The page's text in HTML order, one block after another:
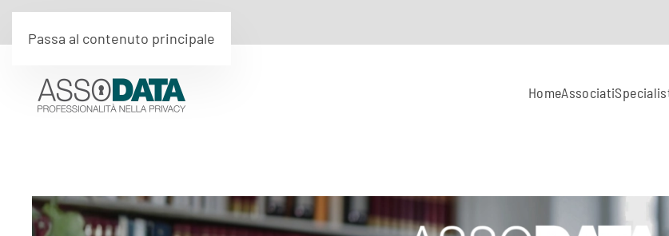
Passa al contenuto principale
HomeAssociati